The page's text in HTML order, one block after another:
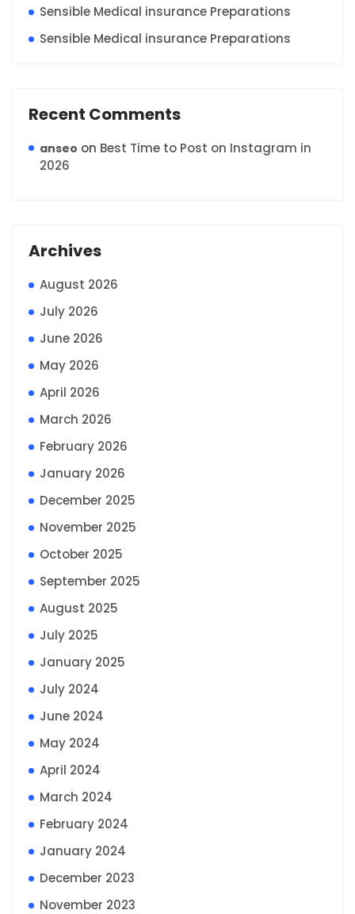
Sensible Medical insurance Preparations
Sensible Medical insurance Preparations
Recent Comments
anseo on Best Time to Post on Instagram in
2026
Archives
August 2026
July 2026
June 2026
May 2026
April 2026
March 2026
February 2026
January 2026
December 2025
November 2025
October 2025
September 2025
August 2025
July 2025
January 2025
July 2024
June 2024
May 2024
April 2024
March 2024
February 2024
January 2024
December 2023
November 2023